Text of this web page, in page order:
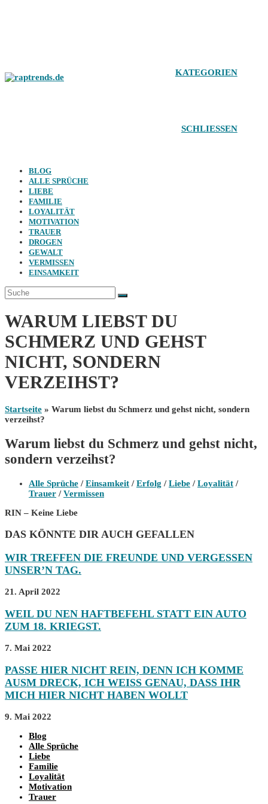
KATEGORIEN
SCHLIESSEN
BLOG
ALLE SPRÜCHE
LIEBE
FAMILIE
LOYALITÄT
MOTIVATION
TRAUER
DROGEN
GEWALT
VERMISSEN
EINSAMKEIT
WARUM LIEBST DU
SCHMERZ UND GEHST
NICHT, SONDERN
VERZEIHST?
Startseite » Warum liebst du Schmerz und gehst nicht, sondern
verzeihst?
Warum liebst du Schmerz und gehst nicht,
sondern verzeihst?
Beitrags-
Kategorie:
Alle Sprüche / Einsamkeit / Erfolg / Liebe / Loyalität /
Trauer / Vermissen
RIN – Keine Liebe
DAS KÖNNTE DIR AUCH GEFALLEN
WIR TREFFEN DIE FREUNDE UND VERGESSEN
UNSER’N TAG.
21. April 2022
WEIL DU NEN HAFTBEFEHL STATT EIN AUTO
ZUM 18. KRIEGST.
7. Mai 2022
PASSE HIER NICHT REIN, DENN ICH KOMME
AUSM DRECK, ICH WEISS GENAU, DASS IHR M
ICH HIER NICHT HABEN WOLLT
9. Mai 2022
Blog
Alle Sprüche
Liebe
Familie
Loyalität
Motivation
Trauer